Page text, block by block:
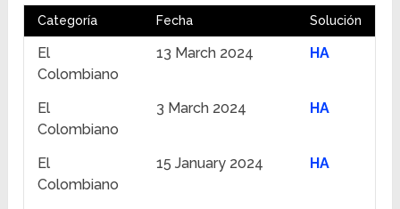
Categoría Fecha Solución
El
Colombiano
13 March 2024 HA
El
Colombiano
3 March 2024 HA
El
Colombiano
15 January 2024 HA